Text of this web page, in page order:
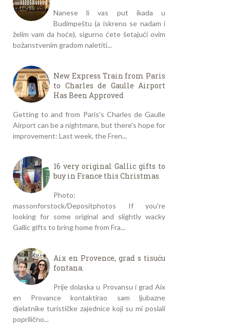
Nanese li vas put ikada u
Budimpeštu (a iskreno se nadam i
želim vam da hoće), sigurno ćete šetajući ovim
božanstvenim gradom naletiti...
New Express Train from Paris
to Charles de Gaulle Airport
Has Been Approved
Getting to and from Paris's Charles de Gaulle
Airport can be a nightmare, but there's hope for
improvement: Last week, the Fren...
16 very original Gallic gifts to
buy in France this Christmas
Photo:
massonforstock/Depositphotos If you're
looking for some original and slightly wacky
Gallic gifts to bring home from Fra...
Aix en Provence, grad s tisuću
fontana.
Prije dolaska u Provansu i grad Aix
en Provance kontaktirao sam ljubazne
djelatnike turističke zajednice koji su mi poslali
poprilično...